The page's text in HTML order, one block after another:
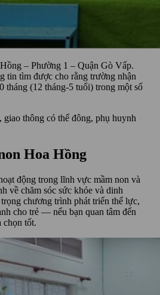
– Phường 1 – Quận Gò Vấp.
tin tìm được cho rằng trường nhận
tháng (12 tháng-5 tuổi) trong một số
thông có thể đông, phụ huynh
Hoa Hồng
động trong lĩnh vực mầm non và
về chăm sóc sức khỏe và dinh
chương trình phát triển thể lực,
cho trẻ — nếu bạn quan tâm đến
chọn tốt.